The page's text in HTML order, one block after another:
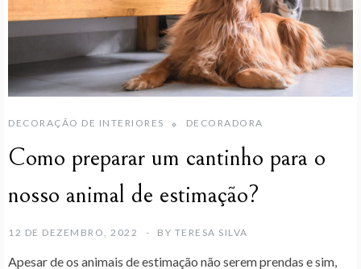
DECORAÇÃO DE INTERIORES DECORADORA
Como preparar um cantinho para o
nosso animal de estimação?
12 DE DEZEMBRO, 2022 BY TERESA SILVA
Apesar de os animais de estimação não serem prendas e sim,